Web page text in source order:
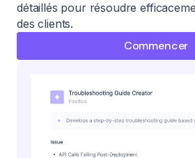
détaillés pour résoudre
des clients.
Commencer